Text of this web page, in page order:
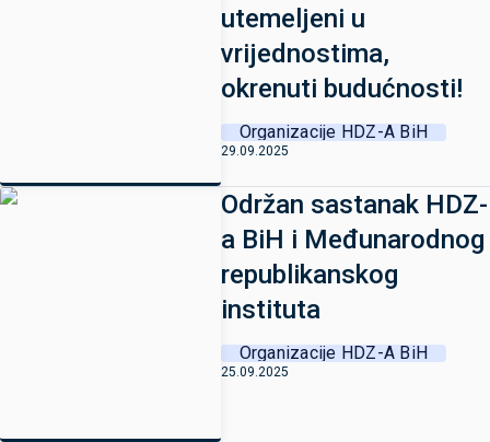
utemeljeni u
vrijednostima,
okrenuti budućnosti!
Organizacije HDZ-A BiH
29.09.2025
Održan sastanak HDZ-
a BiH i Međunarodnog
republikanskog
instituta
Organizacije HDZ-A BiH
25.09.2025